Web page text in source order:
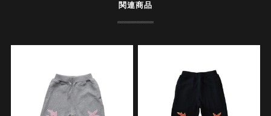
関連商品